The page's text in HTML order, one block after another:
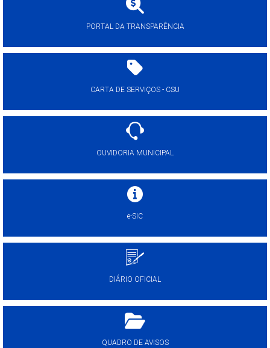
PORTAL DA TRANSPARÊNCIA
CARTA DE SERVIÇOS - CSU
OUVIDORIA MUNICIPAL
e-SIC
DIÁRIO OFICIAL
QUADRO DE AVISOS